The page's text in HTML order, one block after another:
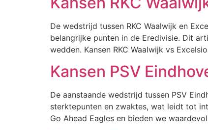
De wedstrijd tussen RKC Waalwijk en
belangrijke punten in de Eredivisie. Dit
wedden. Kansen RKC Waalwijk vs
Kansen PSV
De aanstaande wedstrijd tussen PSV
sterktepunten en zwaktes, wat leidt tot
Go Ahead Eagles en bieden we